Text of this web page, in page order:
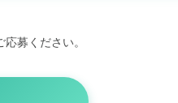
募ください。